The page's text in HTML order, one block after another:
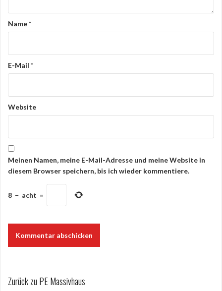
v
i
g
a
i
o
n
Name*
E-Mail *
Website
Meinen Namen, meine E-Mail-Adresse und meine Website in
diesem Browser speichern, bis ich wieder kommentiere.
8 − acht =
Zurück zu PE Massivhaus